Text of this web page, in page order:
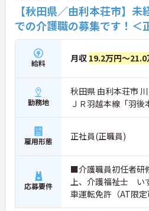
【秋田県／由利本荘市】
での介護職の募集です！＜
給料 月収 19.2万円～21.0
勤務地
秋田県 由利本荘市
ＪＲ羽越本線「羽
雇用形態 正社員(正職員)
応募要件
■介護職員初任者研
上、介護福祉士 い
車運転免許（AT限